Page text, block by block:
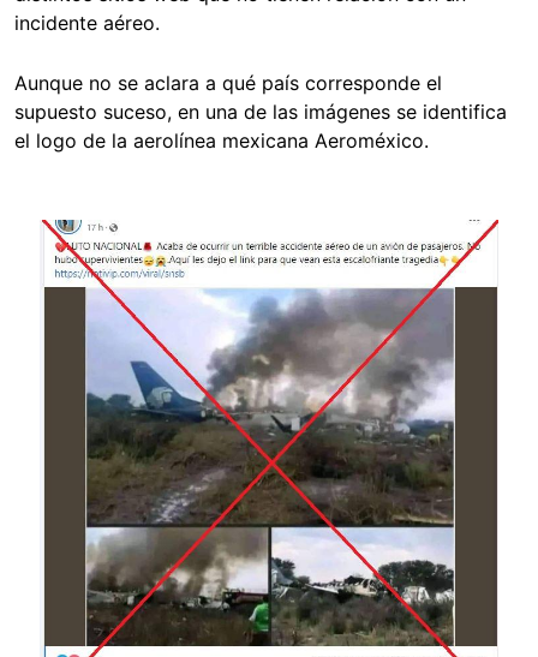
incidente aéreo.
Aunque no se aclara a qué país corresponde el
supuesto suceso, en una de las imágenes se identifica
el logo de la aerolínea mexicana Aeroméxico.
Image